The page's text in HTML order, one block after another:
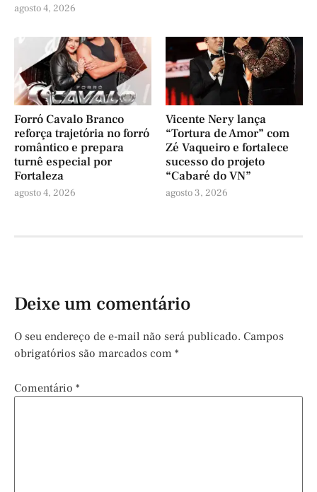
agosto 4, 2026
Forró Cavalo Branco
reforça trajetória no forró
romântico e prepara
turnê especial por
Fortaleza
agosto 4, 2026
Vicente Nery lança
“Tortura de Amor” com
Zé Vaqueiro e fortalece
sucesso do projeto
“Cabaré do VN”
agosto 3, 2026
Deixe um comentário
O seu endereço de e-mail não será publicado. Campos
obrigatórios são marcados com *
Comentário *